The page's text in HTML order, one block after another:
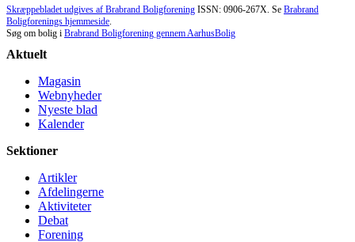
Skræppebladet udgives af Brabrand Boligforening ISSN: 0906-267X. Se Brabrand
Boligforenings hjemmeside.
Søg om bolig i Brabrand Boligforening gennem AarhusBolig
Aktuelt
Magasin
Webnyheder
Nyeste blad
Kalender
Sektioner
Artikler
Afdelingerne
Aktiviteter
Debat
Forening